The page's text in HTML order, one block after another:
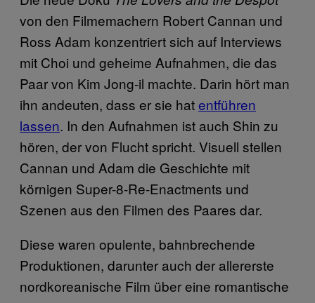
von den Filmemachern Robert Cannan und
Ross Adam konzentriert sich auf Interviews
mit Choi und geheime Aufnahmen, die das
Paar von Kim Jong-il machte. Darin hört man
ihn andeuten, dass er sie hatentführen
lassen. In den Aufnahmen ist auch Shin zu
hören, der von Flucht spricht. Visuell stellen
Cannan und Adam die Geschichte mit
körnigen Super-8-Re-Enactments und
Szenen aus den Filmen des Paares dar.
Diese waren opulente, bahnbrechende
Produktionen, darunter auch der allererste
nordkoreanische Film über eine romantische